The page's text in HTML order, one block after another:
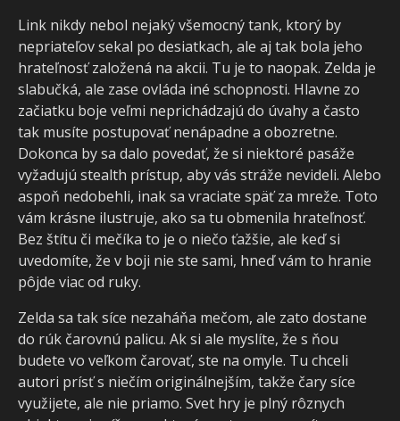
Link nikdy nebol nejaký všemocný tank, ktorý by
nepriateľov sekal po desiatkach, ale aj tak bola jeho
hrateľnosť založená na akcii. Tu je to naopak. Zelda je
slabučká, ale zase ovláda iné schopnosti. Hlavne zo
začiatku boje veľmi neprichádzajú do úvahy a často
tak musíte postupovať nenápadne a obozretne.
Dokonca by sa dalo povedať, že si niektoré pasáže
vyžadujú stealth prístup, aby vás stráže nevideli. Alebo
aspoň nedobehli, inak sa vraciate späť za mreže. Toto
vám krásne ilustruje, ako sa tu obmenila hrateľnosť.
Bez štítu či mečíka to je o niečo ťažšie, ale keď si
uvedomíte, že v boji nie ste sami, hneď vám to hranie
pôjde viac od ruky.
Zelda sa tak síce nezaháňa mečom, ale zato dostane
do rúk čarovnú palicu. Ak si ale myslíte, že s ňou
budete vo veľkom čarovať, ste na omyle. Tu chceli
autori prísť s niečím originálnejším, takže čary síce
využijete, ale nie priamo. Svet hry je plný rôznych